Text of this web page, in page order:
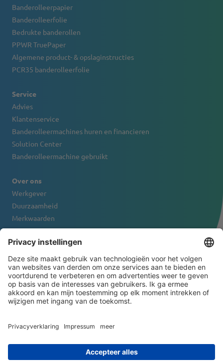
Banderolleerpapier
Banderolleerfolie
Bedrukte banderollen
PPWR TruePaper
Algemene product- & opslaginstructies
PCR35 banderolleerfolie
Service
Advies
Klantenservice
Banderolleermachines huren en financieren
Solution Center
Banderolleermachine gebruikt
Over ons
Werkgever
Duurzaamheid
Merkwaarden
Firmaportret
Contact
NIEUWSBRIEF
General Terms and Conditions